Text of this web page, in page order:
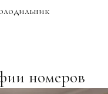
номеров